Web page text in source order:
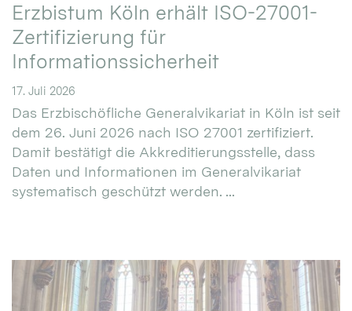
Erzbistum Köln erhält ISO-27001-
Zertifizierung für
Informationssicherheit
17. Juli 2026
Das Erzbischöfliche Generalvikariat in Köln ist seit
dem 26. Juni 2026 nach ISO 27001 zertifiziert.
Damit bestätigt die Akkreditierungsstelle, dass
Daten und Informationen im Generalvikariat
systematisch geschützt werden. ...